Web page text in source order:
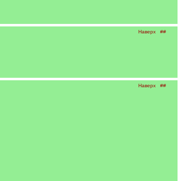
Наверх ##
Наверх ##